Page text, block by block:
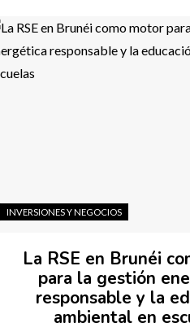
INVERSIONES Y NEGOCIOS
La RSE en Brunéi
para la gestión
responsable y la
ambiental en